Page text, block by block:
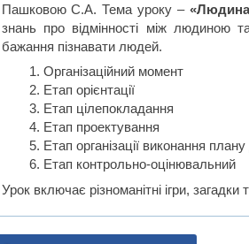
Пашковою С.А. Тема уроку – «Людина
знань про відмінності між людиною
бажання пізнавати людей.
Організаційний момент
Етап орієнтації
Етап цілепокладання
Етап проектування
Етап організації виконання плану
Етап контрольно-оцінювальний
Урок включає різноманітні ігри,